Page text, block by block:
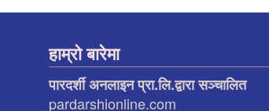
हाम्रो बारेमा
पारदर्शी अनलाइन प्रा.लि.द्वारा सञ्चालित
pardarshionline.com